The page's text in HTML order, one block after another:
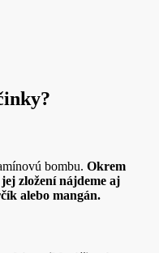
bombu. Okrem
zložení nájdeme aj
alebo mangán.